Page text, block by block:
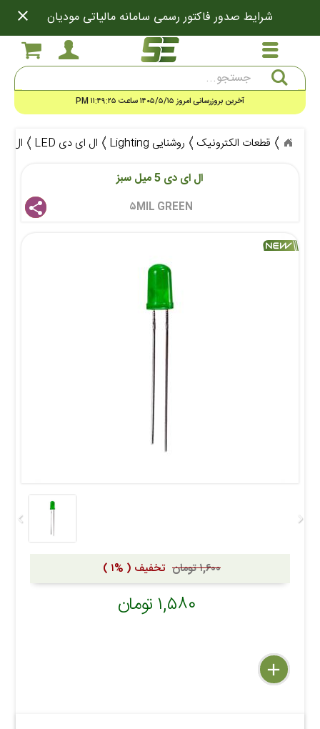
شرایط صدور فاکتور رسمی سامانه مالیاتی مودیان close
آخرین بروزرسانی امروز ۱۴۰۵/۵/۱۵ ساعت ۱۱:۴۹:۲۵ PM
قطعات الکترونیک روشنایی Lighting ال ای دی LED
ال ای
ال ای دی 5 میل سبز
۵MIL GREEN share
۱,۶۰۰ تومان تخفیف ( %۱ )
۱,۵۸۰ تومان
delete
remove
add